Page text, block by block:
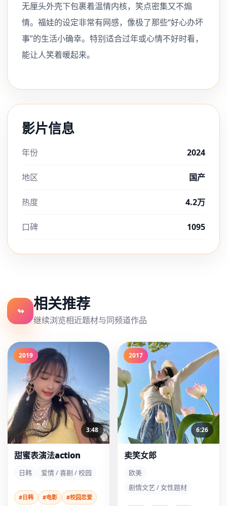
无厘头外壳下包裹着温情内核，笑点密集又不煽
情。福娃的设定非常有网感，像极了那些“好心办坏
事”的生活小确幸。特别适合过年或心情不好时看，
能让人笑着暖起来。
影片信息
年份 2024
地区 国产
热度 4.2万
口碑 1095
↬ 相关推荐
继续浏览相近题材与同频道作品
2019
3:48
甜蜜表演法action
日韩 爱情 / 喜剧 / 校园
#日韩 #电影 #校园恋爱
2017
6:26
卖笑女郎
欧美
剧情文艺 / 女性题材